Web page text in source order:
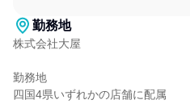
勤務地
株式会社大屋
勤務地
四国4県いずれかの店舗に配属